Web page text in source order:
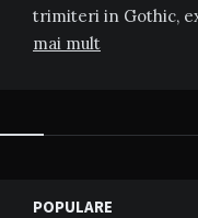
trimiteri in Gothic,
mai mult
Widgets
POPULARE